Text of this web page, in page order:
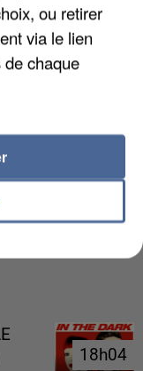
DE LA DZ
18h04
18h04
ou retirer
via le lien
chaque